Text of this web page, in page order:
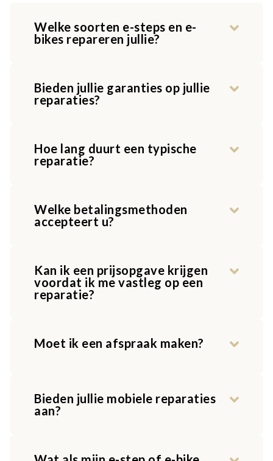
Welke soorten e-steps en e-
bikes repareren jullie?
Bieden jullie garanties op jullie
reparaties?
Hoe lang duurt een typische
reparatie?
Welke betalingsmethoden
accepteert u?
Kan ik een prijsopgave krijgen
voordat ik me vastleg op een
reparatie?
Moet ik een afspraak maken?
Bieden jullie mobiele reparaties
aan?